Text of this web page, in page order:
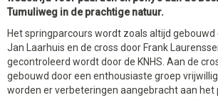
Tumuliweg in de prachtige natuur.
Het springparcours wordt zoals altijd
Jan Laarhuis en de cross door Frank
gecontroleerd wordt door de KNHS. Aan de
gebouwd door een enthousiaste groep
worden er verbeteringen aangebracht aan het